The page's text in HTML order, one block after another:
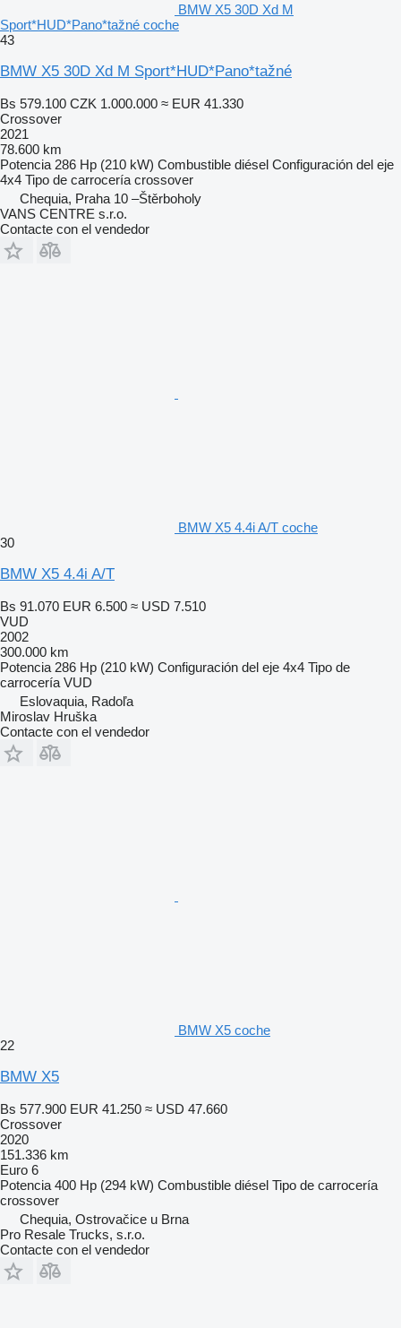
BMW X5 30D Xd M
Sport*HUD*Pano*tažné coche
43
BMW X5 30D Xd M Sport*HUD*Pano*tažné
Bs 579.100 CZK 1.000.000 ≈ EUR 41.330
Crossover
2021
78.600 km
Potencia 286 Hp (210 kW) Combustible diésel Configuración del eje
4x4 Tipo de carrocería crossover
Chequia, Praha 10 –Štěrboholy
VANS CENTRE s.r.o.
Contacte con el vendedor
BMW X5 4.4i A/T coche
30
BMW X5 4.4i A/T
Bs 91.070 EUR 6.500 ≈ USD 7.510
VUD
2002
300.000 km
Potencia 286 Hp (210 kW) Configuración del eje 4x4 Tipo de
carrocería VUD
Eslovaquia, Radoľa
Miroslav Hruška
Contacte con el vendedor
BMW X5 coche
22
BMW X5
Bs 577.900 EUR 41.250 ≈ USD 47.660
Crossover
2020
151.336 km
Euro 6
Potencia 400 Hp (294 kW) Combustible diésel Tipo de carrocería
crossover
Chequia, Ostrovačice u Brna
Pro Resale Trucks, s.r.o.
Contacte con el vendedor